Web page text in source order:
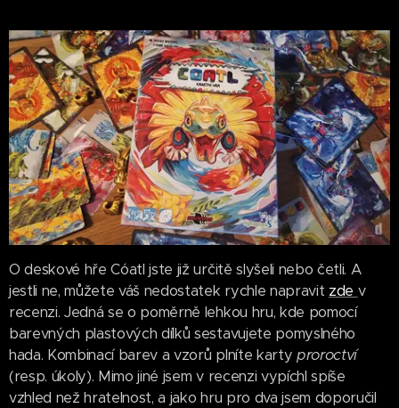
O deskové hře Cóatl jste již určitě slyšeli nebo četli. A
jestli ne, můžete váš nedostatek rychle napravit zde v
recenzi. Jedná se o poměrně lehkou hru, kde pomocí
barevných plastových dílků sestavujete pomyslného
hada. Kombinací barev a vzorů plníte karty proroctví
(resp. úkoly). Mimo jiné jsem v recenzi vypíchl spíše
vzhled než hratelnost, a jako hru pro dva jsem doporučil